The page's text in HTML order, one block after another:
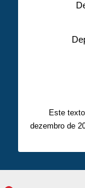
Este
dezembro de